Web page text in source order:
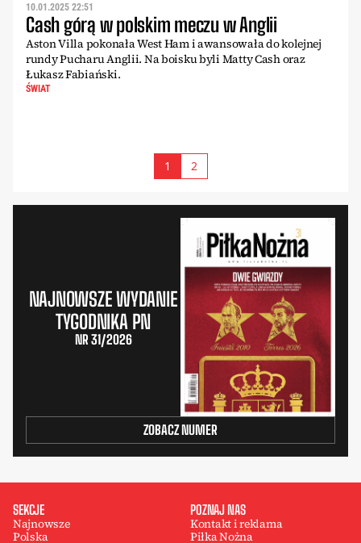
10.01.2025 22:51
Cash górą w polskim meczu w Anglii
Aston Villa pokonała West Ham i awansowała do kolejnej
rundy Pucharu Anglii. Na boisku byli Matty Cash oraz
Łukasz Fabiański.
ŚWIAT
1 2
NAJNOWSZE WYDANIE
TYGODNIKA PN
NR 31/2026
ZOBACZ NUMER
SEKCJE
Najnowsze
Polska
POZNAJ NAS
Kontakt i reklama
Piłka Nożna